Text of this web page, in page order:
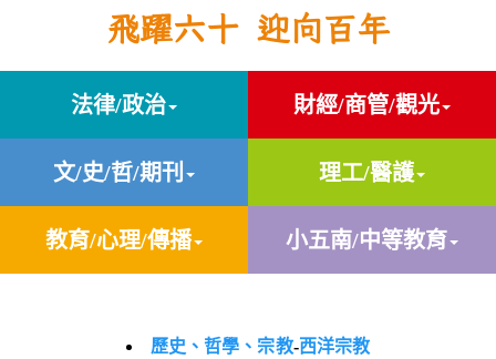
飛躍六十 迎向百年
法律/政治 財經/商管/觀光
文/史/哲/期刊 理工/醫護
教育/心理/傳播 小五南/中等教育
歷史、哲學、宗教-西洋宗教